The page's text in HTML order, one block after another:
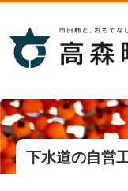
下水道の自営